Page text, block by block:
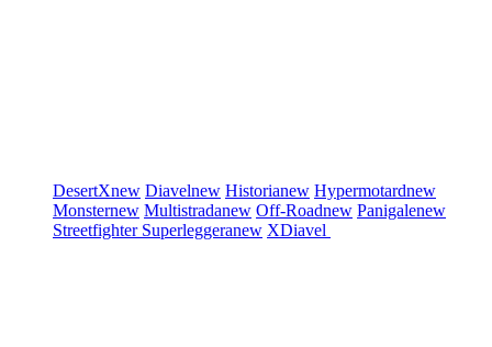
DesertXnew Diavelnew Historianew Hypermotardnew
Monsternew Multistradanew Off-Roadnew Panigalenew
Streetfighter Superleggeranew XDiavel